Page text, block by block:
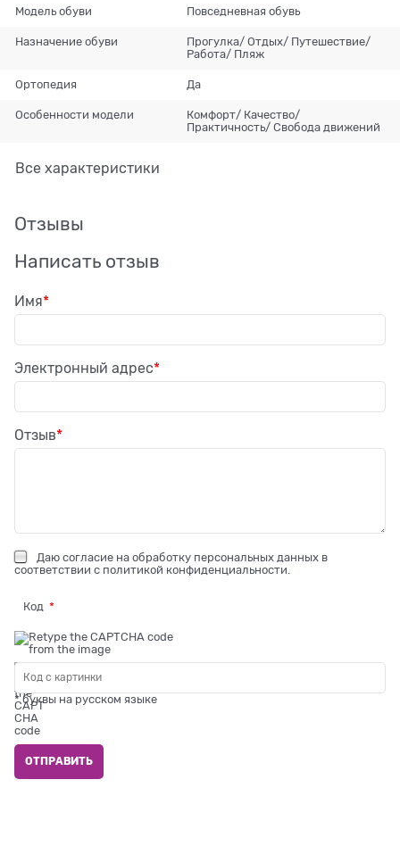
Модель обуви Повседневная обувь
Назначение обуви
Прогулка/ Отдых/ Путешествие/
Работа/ Пляж
Ортопедия Да
Особенности модели
Комфорт/ Качество/
Практичность/ Свобода движений
Все характеристики
Отзывы
Написать отзыв
Имя
Электронный адрес
Отзыв
Даю согласие на обработку персональных данных в
соответствии с политикой конфиденциальности
Код
* буквы на русском языке